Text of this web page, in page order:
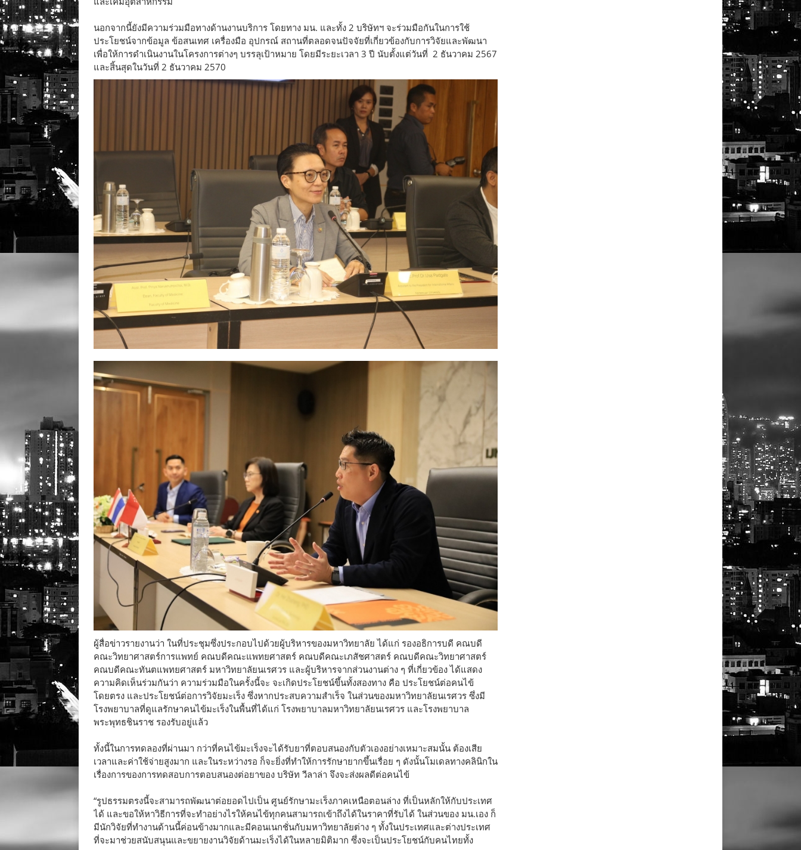
นอกจากนี้ยังมีความร่วมมือทางด้านงานบริการ โดยทาง มน. และทั้ง 2 บริษัทฯ จะร่วมมือกันในการใช้
ประโยชน์จากข้อมูล ข้อสนเทศ เครื่องมือ อุปกรณ์ สถานที่ตลอดจนปัจจัยที่เกี่ยวข้องกับการวิจัยและพัฒนา
เพื่อให้การดำเนินงานในโครงการต่างๆ บรรลุเป้าหมาย โดยมีระยะเวลา 3 ปี นับตั้งแต่วันที่ 2 ธันวาคม 2567
และสิ้นสุดในวันที่ 2 ธันวาคม 2570
ผู้สื่อข่าวรายงานว่า ในที่ประชุมซึ่งประกอบไปด้วยผู้บริหารของมหาวิทยาลัย ได้แก่ รองอธิการบดี คณบดี
คณะวิทยาศาสตร์การแพทย์ คณบดีคณะแพทยศาสตร์ คณบดีคณะเภสัชศาสตร์ คณบดีคณะวิทยาศาสตร์
คณบดีคณะทันตแพทยศาสตร์ มหาวิทยาลัยนเรศวร และผู้บริหารจากส่วนงานต่าง ๆ ที่เกี่ยวข้อง ได้แสดง
ความคิดเห็นร่วมกันว่า ความร่วมมือในครั้งนี้จะ จะเกิดประโยชน์ขึ้นทั้งสองทาง คือ ประโยชน์ต่อคนไข้
โดยตรง และประโยชน์ต่อการวิจัยมะเร็ง ซึ่งหากประสบความสำเร็จ ในส่วนของมหาวิทยาลัยนเรศวร ซึ่งมี
โรงพยาบาลที่ดูแลรักษาคนไข้มะเร็งในพื้นที่ได้แก่ โรงพยาบาลมหาวิทยาลัยนเรศวร และโรงพยาบาล
พระพุทธชินราช รองรับอยู่แล้ว
ทั้งนี้ในการทดลองที่ผ่านมา กว่าที่คนไข้มะเร็งจะได้รับยาที่ตอบสนองกับตัวเองอย่างเหมาะสมนั้น ต้องเสีย
เวลาและค่าใช้จ่ายสูงมาก และในระหว่างรอ ก็จะยิ่งที่ทำให้การรักษายากขึ้นเรื่อย ๆ ดังนั้นโมเดลทางคลินิกใน
เรื่องการของการทดสอบการตอบสนองต่อยาของ บริษัท วีลาล่า จึงจะส่งผลดีต่อคนไข้
“รูปธรรมตรงนี้จะสามารถพัฒนาต่อยอดไปเป็น ศูนย์รักษามะเร็งภาคเหนือตอนล่าง ที่เป็นหลักให้กับประเทศ
ได้ และขอให้หาวิธีการที่จะทำอย่างไรให้คนไข้ทุกคนสามารถเข้าถึงได้ในราคาที่รับได้ ในส่วนของ มน.เอง ก็
มีนักวิจัยที่ทำงานด้านนี้ค่อนข้างมากและมีคอนเนกชั่นกับมหาวิทยาลัยต่าง ๆ ทั้งในประเทศและต่างประเทศ
ที่จะมาช่วยสนับสนุนและขยายงานวิจัยด้านมะเร็งได้ในหลายมิติมาก ซึ่งจะเป็นประโยชน์กับคนไทยทั้ง